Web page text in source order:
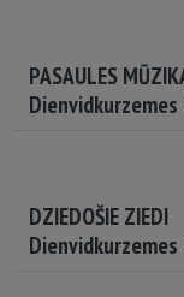
PASAULES
DZIEDOŠIE ZIEDI